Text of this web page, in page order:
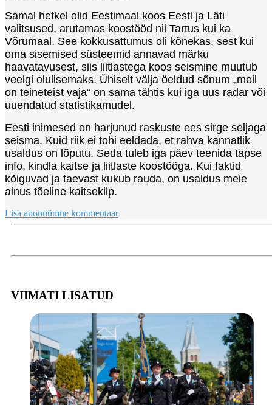
Samal hetkel olid Eestimaal koos Eesti ja Läti
valitsused, arutamas koostööd nii Tartus kui ka
Võrumaal. See kokkusattumus oli kõnekas, sest kui
oma sisemised süsteemid annavad märku
haavatavusest, siis liitlastega koos seismine muutub
veelgi olulisemaks. Ühiselt välja öeldud sõnum „meil
on teineteist vaja“ on sama tähtis kui iga uus radar või
uuendatud statistikamudel.
Eesti inimesed on harjunud raskuste ees sirge seljaga
seisma. Kuid riik ei tohi eeldada, et rahva kannatlik
usaldus on lõputu. Seda tuleb iga päev teenida täpse
info, kindla kaitse ja liitlaste koostööga. Kui faktid
kõiguvad ja taevast kukub rauda, on usaldus meie
ainus tõeline kaitsekilp.
Lisa anonüümne kommentaar
VIIMATI LISATUD